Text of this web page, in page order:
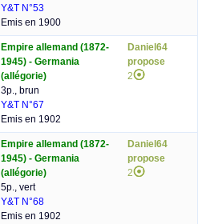
Y&T N°53
Emis en 1900
Empire allemand (1872-
1945) - Germania
(allégorie)
3p., brun
Y&T N°67
Emis en 1902
Daniel64
propose
2
Empire allemand (1872-
1945) - Germania
(allégorie)
5p., vert
Y&T N°68
Emis en 1902
Daniel64
propose
2